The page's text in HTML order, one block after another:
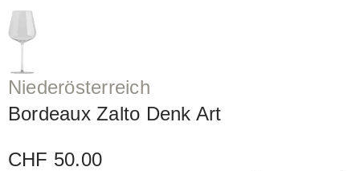
Niederösterreich
Bordeaux Zalto Denk Art
CHF 50.00